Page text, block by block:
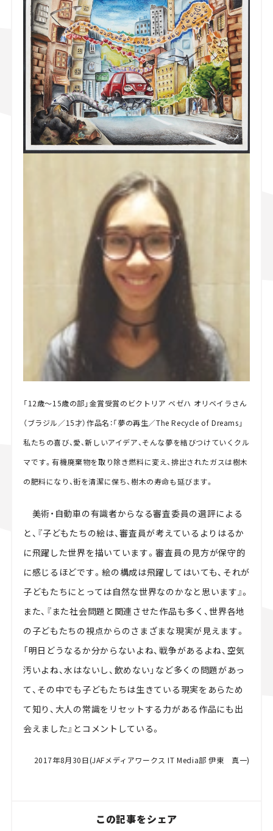
「12歳～15歳の部」金賞受賞のビクトリア ベゼハ オリベイラさん
（ブラジル／15才）作品名：「夢の再生／The Recycle of Dreams」
私たちの喜び、愛、新しいアイデア、そんな夢を結びつけていくクル
マです。有機廃棄物を取り除き燃料に変え、排出されたガスは樹木
の肥料になり、街を清潔に保ち、樹木の寿命も延びます。
美術・自動車の有識者からなる審査委員の選評による
と、『子どもたちの絵は、審査員が考えているよりはるか
に飛躍した世界を描いています。審査員の見方が保守的
に感じるほどです。絵の構成は飛躍してはいても、それが
子どもたちにとっては自然な世界なのかなと思います』。
また、『また社会問題と関連させた作品も多く、世界各地
の子どもたちの視点からのさまざまな現実が見えます。
「明日どうなるか分からないよね、戦争があるよね、空気
汚いよね、水はないし、飲めない」など多くの問題があっ
て、その中でも子どもたちは生きている現実をあらため
て知り、大人の常識をリセットする力がある作品にも出
会えました』とコメントしている。
2017年8月30日(JAFメディアワークス IT Media部 伊東 真一)
この記事をシェア